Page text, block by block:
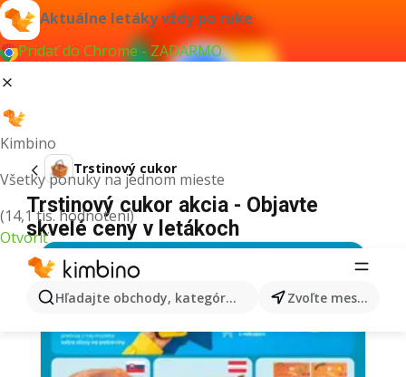
Aktuálne letáky vždy po ruke
Pridať do Chrome - ZADARMO
Kimbino
Všetky ponuky na jednom mieste
(14,1 tis. hodnotení)
Otvoriť
Hľadajte obchody, kategórie, produkty... Zvoľte mesto
Trstinový cukor
Trstinový cukor akcia - Objavte
skvelé ceny v letákoch